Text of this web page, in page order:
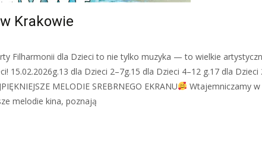
Krakowie
Filharmonii dla Dzieci to nie tylko muzyka — to wielkie
15.02.2026g.13 dla Dzieci 2–7g.15 dla Dzieci 4–12 g.17 dla
MELODIE SREBRNEGO EKRANU
Wtajemniczamy
melodie kina, poznają